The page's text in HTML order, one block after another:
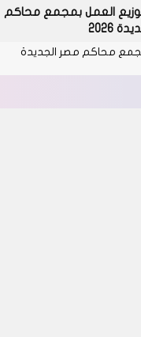
العمل بمجمع محاكم
2026
محاكم مصر الجديدة